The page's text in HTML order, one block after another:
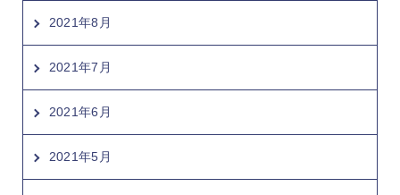
2021年8月
2021年7月
2021年6月
2021年5月